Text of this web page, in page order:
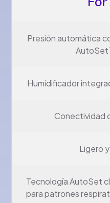
Presión automática
Humidificador
Conectividad
Ligero
Tecnología AutoSet
para patrones